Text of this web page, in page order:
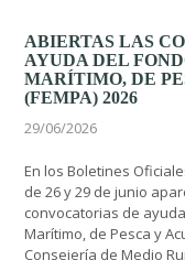
ABIERTAS LAS
AYUDA DEL
MARÍTIMO, DE
(FEMPA) 2026
29/06/2026
En los Boletines
de 26 y 29 de junio
convocatorias de
Marítimo, de Pesca y
Consejería de Medio